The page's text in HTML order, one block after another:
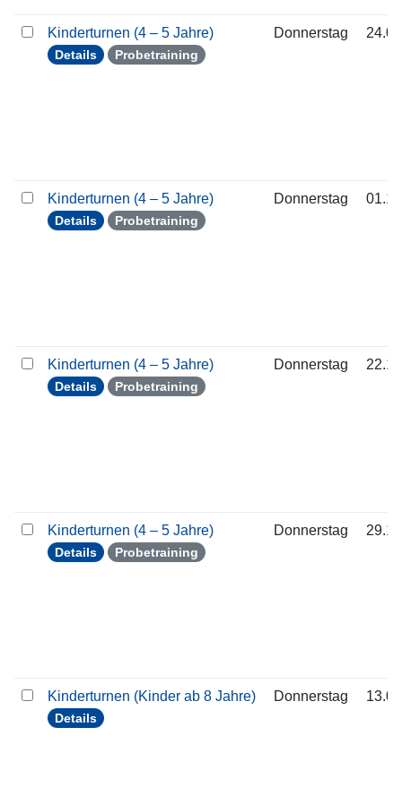
Kinderturnen (4 – 5 Jahre)
Details Probetraining
Donnerstag
Kinderturnen (4 – 5 Jahre)
Details Probetraining
Donnerstag
Kinderturnen (4 – 5 Jahre)
Details Probetraining
Donnerstag
Kinderturnen (4 – 5 Jahre)
Details Probetraining
Donnerstag
Kinderturnen (Kinder ab 8 Jahre)
Details
Donnerstag